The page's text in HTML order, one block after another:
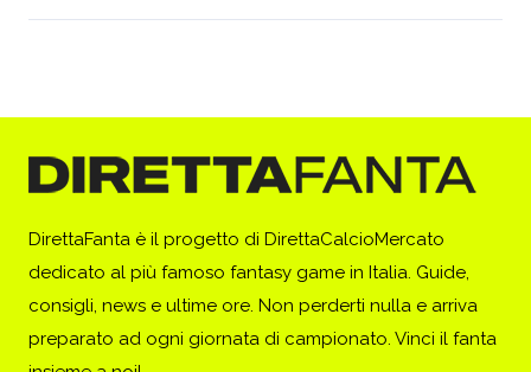
DirettaFanta è il progetto di DirettaCalcioMercato
dedicato al più famoso fantasy game in Italia. Guide,
consigli, news e ultime ore. Non perderti nulla e arriva
preparato ad ogni giornata di campionato. Vinci il fanta